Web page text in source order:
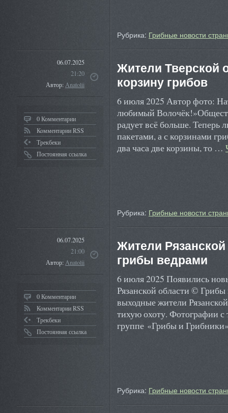
Рубрика: Грибные новости
06.07.2025
21:20
Автор:Anatolii
0 Комментарии
Комментарии RSS
Трекбеки
Постоянная ссылка
Жители Тверской
корзину грибов
6 июля 2025 Автор фото:
любимый
радует всё больше. Теперь
пакетами, а с корзинами
два часа две корзины, то …
Рубрика: Грибные новости
06.07.2025
21:00
Автор:Anatolii
0 Комментарии
Комментарии RSS
Трекбеки
Постоянная ссылка
Жители
грибы ведрами
6 июля 2025 Появились
Рязанской области ©
выходные жители
тихую охоту. Фотографии
группе «Грибы и
Рубрика: Грибные новости